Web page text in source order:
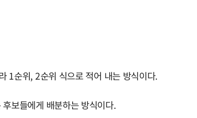
1순위, 2순위 식으로 적어 내는 방식이다.
보들에게 배분하는 방식이다.